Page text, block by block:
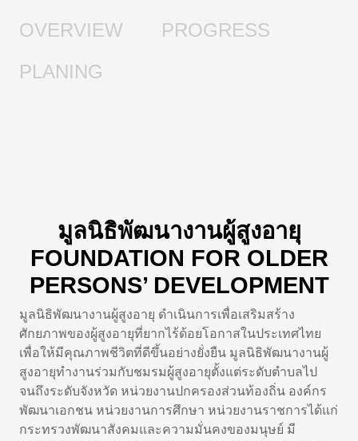
OVERVIEW
PROGRESS
PLANING
มูลนิธิพัฒนางานผู้สูงอายุ
FOUNDATION FOR OLDER
PERSONS’ DEVELOPMENT
มูลนิธิพัฒนางานผู้สูงอายุ ดำเนินการเพื่อเสริมสร้าง
ศักยภาพของผู้สูงอายุที่ยากไร้ด้อยโอกาสในประเทศไทย
เพื่อให้มีคุณภาพชีวิตที่ดีขึ้นอย่างยั่งยืน มูลนิธิพัฒนางานผู้
สูงอายุทำงานร่วมกับชมรมผู้สูงอายุตั้งแต่ระดับตำบลไป
จนถึงระดับจังหวัด หน่วยงานปกครองส่วนท้องถิ่น องค์กร
พัฒนาเอกชน หน่วยงานการศึกษา หน่วยงานราชการได้แก่
กระทรวงพัฒนาสังคมและความมั่นคงของมนุษย์ มี